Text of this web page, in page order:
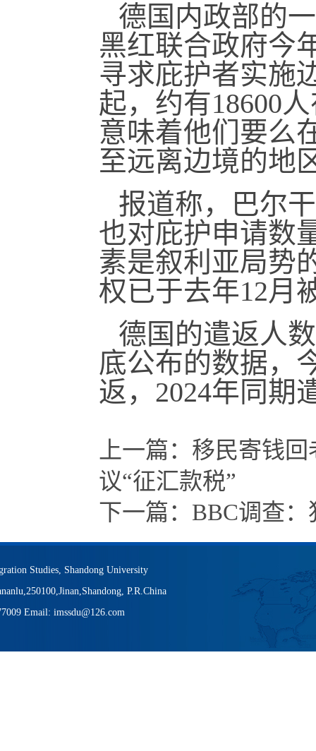
德国内政部的
黑红联合政府今
寻求庇护者实施
起，约有18600
意味着他们要么
至远离边境的地
报道称，巴尔
也对庇护申请数
素是叙利亚局势
权已于去年12月
德国的遣返人
底公布的数据，
返，2024年同期
上一篇： 移民寄钱
议“征汇款税”
下一篇： BBC调查
Studies, Shandong University
P.R.China
Email: imssdu@126.com